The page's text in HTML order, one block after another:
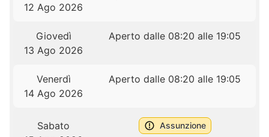
12 Ago 2026
Giovedì
13 Ago 2026
Aperto dalle 08:20 alle 19:05
Venerdì
14 Ago 2026
Aperto dalle 08:20 alle 19:05
Sabato
Assunzione